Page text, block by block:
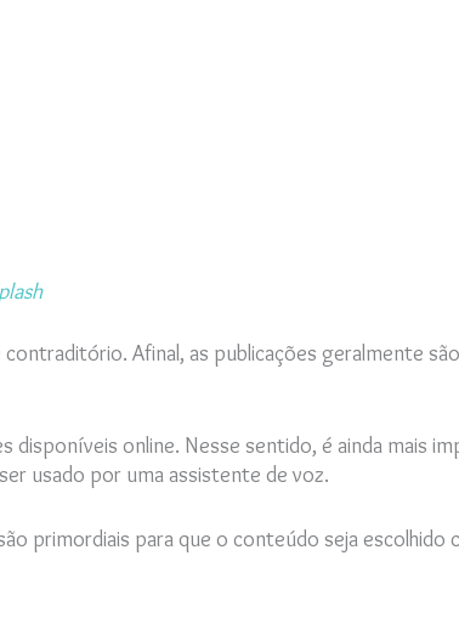
Afinal, as publicações geralmente
disponíveis online. Nesse sentido, é ainda mais
usado por uma assistente de voz.
primordiais para que o conteúdo seja escolhido